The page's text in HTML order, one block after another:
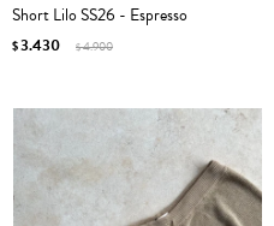
Short Lilo SS26 - Espresso
$3.430 $4.900